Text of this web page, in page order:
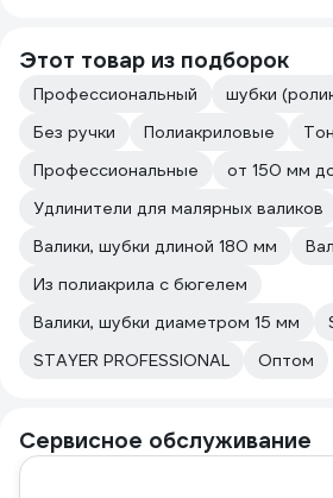
Этот товар из подборок
Профессиональный шубки
Без ручки
Полиакриловые
Профессиональные
от 150 мм
Удлинители для малярных валиков
Валики, шубки длиной 180 мм
Из полиакрила с бюгелем
Валики, шубки диаметром 15 мм
STAYER PROFESSIONAL
Оптом
Сервисное обслуживание